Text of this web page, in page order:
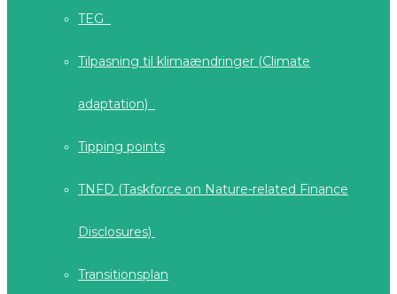
TEG
Tilpasning til klimaændringer (Climate
adaptation)
Tipping points
TNFD (Taskforce on Nature-related Finance
Disclosures)
Transitionsplan